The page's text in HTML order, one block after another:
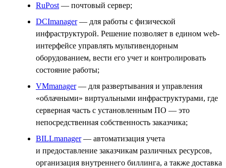
RuPost — почтовый сервер;
DCImanager— для работы с физической
инфраструктурой. Решение позволяет в едином web-
интерфейсе управлять мультивендорным
оборудованием, вести его учет и контролировать
состояние работы;
VMmanager— для развертывания и управления
«облачными» виртуальными инфраструктурами, где
серверная часть с установленным ПО — это
непосредственная собственность заказчика;
BILLmanager— автоматизация учета
и предоставление заказчикам различных ресурсов,
организация внутреннего биллинга, а также доставка